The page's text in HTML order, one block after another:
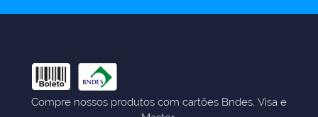
Compre nossos produtos com cartões Bndes, Visa e